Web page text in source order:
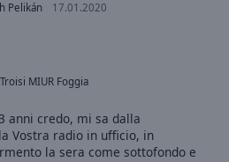
Pelikán 17.01.2020
MIUR Foggia
anni credo, mi sa dalla
Vostra radio in ufficio, in
la sera come sottofondo e